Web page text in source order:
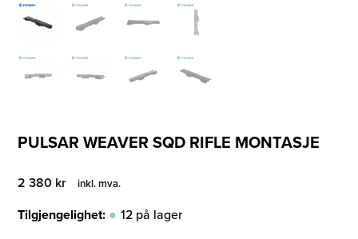
PULSAR WEAVER SQD RIFLE MONTASJE
2 380 kr inkl. mva.
Tilgjengelighet: 12 på lager